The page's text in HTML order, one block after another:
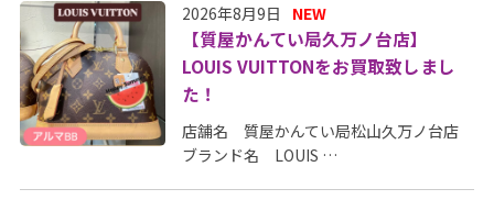
2026年8月9日 NEW
【質屋かんてい局久万ノ台店】
LOUIS VUITTONをお買取致しまし
た！
店舗名 質屋かんてい局松山久万ノ台店
ブランド名 LOUIS …